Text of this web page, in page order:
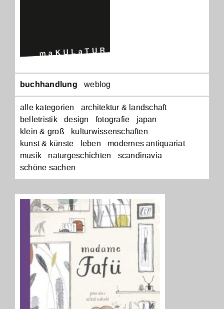
Navigation
buchhandlung weblog
alle kategorien
architektur & landschaft
belletristik
design fotografie
japan
klein & groß
kulturwissenschaften
kunst & künste
leben
modernes antiquariat
musik
naturgeschichten
scandinavia
schöne sachen